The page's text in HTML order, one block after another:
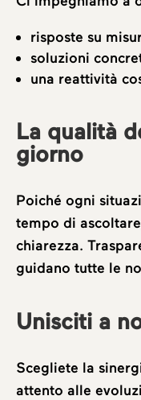
risposte su
soluzioni
una reattività
La qualità
giorno
Poiché ogni
tempo di
chiarezza.
guidano tutte le
Unisciti a
Scegliete la
attento alle
Aree